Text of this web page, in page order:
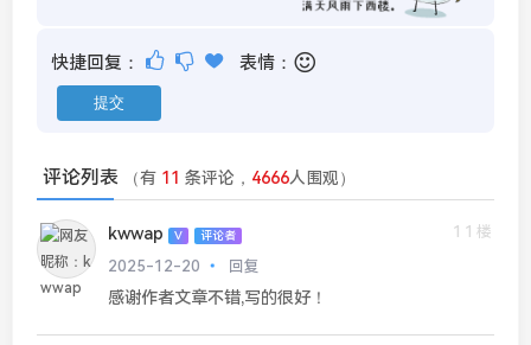
快捷回复： 表情：
评论列表 （有 11 条评论， 4666人围观）
kwwap V 评论者
11楼
2025-12-20
回复
感谢作者文章不错,写的很好！